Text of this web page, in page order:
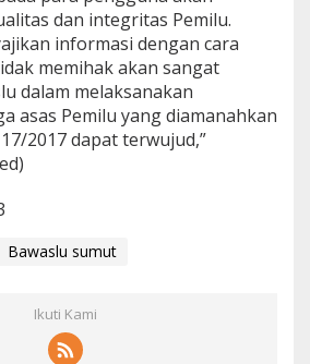
dan integritas Pemilu.
informasi dengan cara
memihak akan sangat
dalam melaksanakan
asas Pemilu yang diamanahkan
2017 dapat terwujud,”
Bawaslu sumut
Ikuti Kami